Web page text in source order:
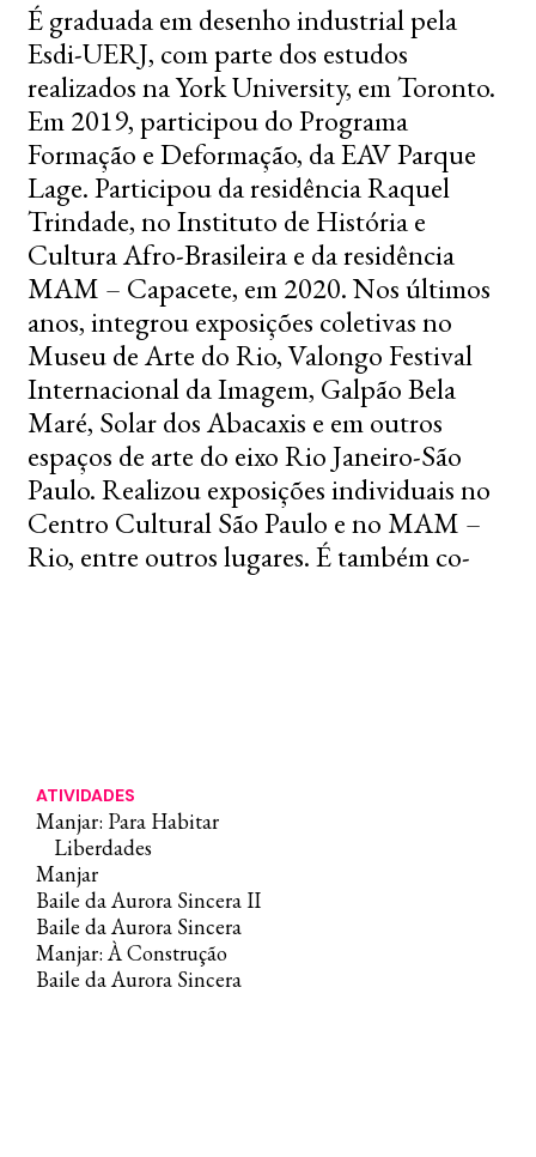
ATIVIDADES
Manjar: Para Habitar
Liberdades
Manjar
Baile da Aurora Sincera II
Baile da Aurora Sincera
Manjar: À Construção
Baile da Aurora Sincera
É graduada em desenho industrial pela
Esdi-UERJ, com parte dos estudos
realizados na York University, em Toronto.
Em 2019, participou do Programa
Formação e Deformação, da EAV Parque
Lage. Participou da residência Raquel
Trindade, no Instituto de História e
Cultura Afro-Brasileira e da residência
MAM – Capacete, em 2020. Nos últimos
anos, integrou exposições coletivas no
Museu de Arte do Rio, Valongo Festival
Internacional da Imagem, Galpão Bela
Maré, Solar dos Abacaxis e em outros
espaços de arte do eixo Rio Janeiro-São
Paulo. Realizou exposições individuais no
Centro Cultural São Paulo e no MAM –
Rio, entre outros lugares. É também co-